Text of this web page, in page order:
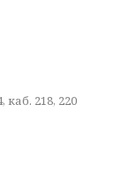
218, 220